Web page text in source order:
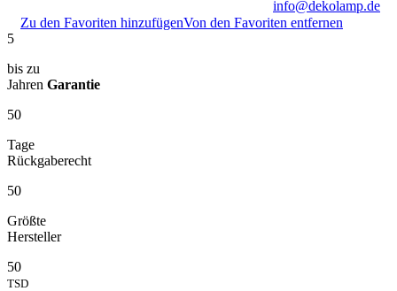
info@dekolamp.de
Zu den Favoriten hinzufügenVon den Favoriten entfernen
5
bis zu
Jahren Garantie
50
Tage
Rückgaberecht
50
Größte
Hersteller
50
TSD